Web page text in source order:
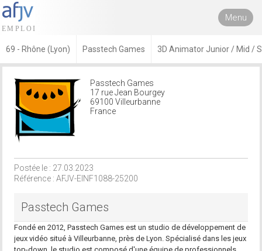
Menu
69 - Rhône (Lyon) Passtech Games 3D Animator Junior / Mid /
Passtech Games
17 rue Jean Bourgey
69100 Villeurbanne
France
Postée le : 27.03.2023
Référence : AFJV-EINF1088-25200
Passtech Games
Fondé en 2012, Passtech Games est un studio de développement de
jeux vidéo situé à Villeurbanne, près de Lyon. Spécialisé dans les jeux